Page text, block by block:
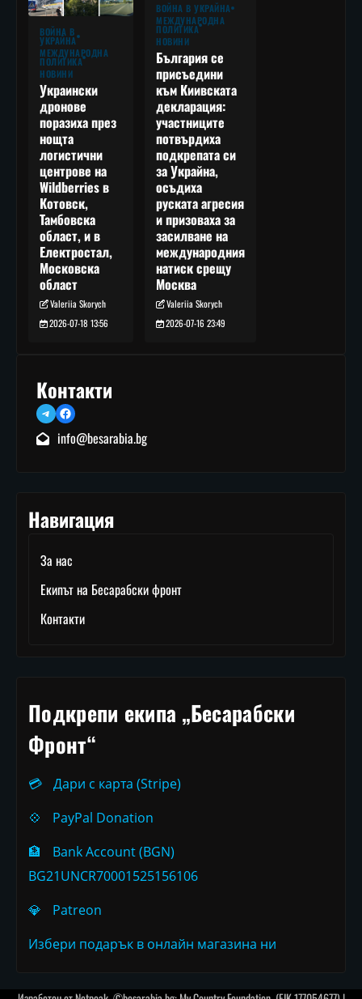
ВОЙНА В
УКРАЙНА
МЕЖДУНАРОДНА
ПОЛИТИКА
НОВИНИ
Украински
дронове
поразиха през
нощта
логистични
центрове на
Wildberries в
Котовск,
Тамбовска
област, и в
Електростал,
Московска
област
Valeriia Skorych
2026-07-18 13:56
ВОЙНА В УКРАЙНА
МЕЖДУНАРОДНА
ПОЛИТИКА
НОВИНИ
България се
присъедини
към Киивската
декларация:
участниците
потвърдиха
подкрепата си
за Украйна,
осъдиха
руската агресия
и призоваха за
засилване на
международния
натиск срещу
Москва
Valeriia Skorych
2026-07-16 23:49
Контакти
TelegramFacebook
info@besarabia.bg
Навигация
За нас
Екипът на Бесарабски фронт
Контакти
Подкрепи екипа „Бесарабски
Фронт“
💳
Дари с карта (Stripe)
💠
PayPal Donation
🏦
Bank Account (BGN)
BG21UNCR70001525156106
💎
Patreon
Избери подарък в онлайн магазина ни